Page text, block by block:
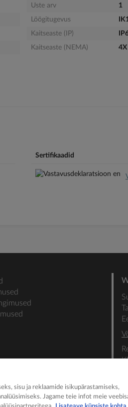
Uste arv
1
Löögitugevus
Kaitseaste (IP)
Kaitseaste (NEMA)
4X
Sertifikaadid
sisu ja reklaamide isikupärastamiseks,
Jagame teie infot meie
Lisateave küpsiste kohta